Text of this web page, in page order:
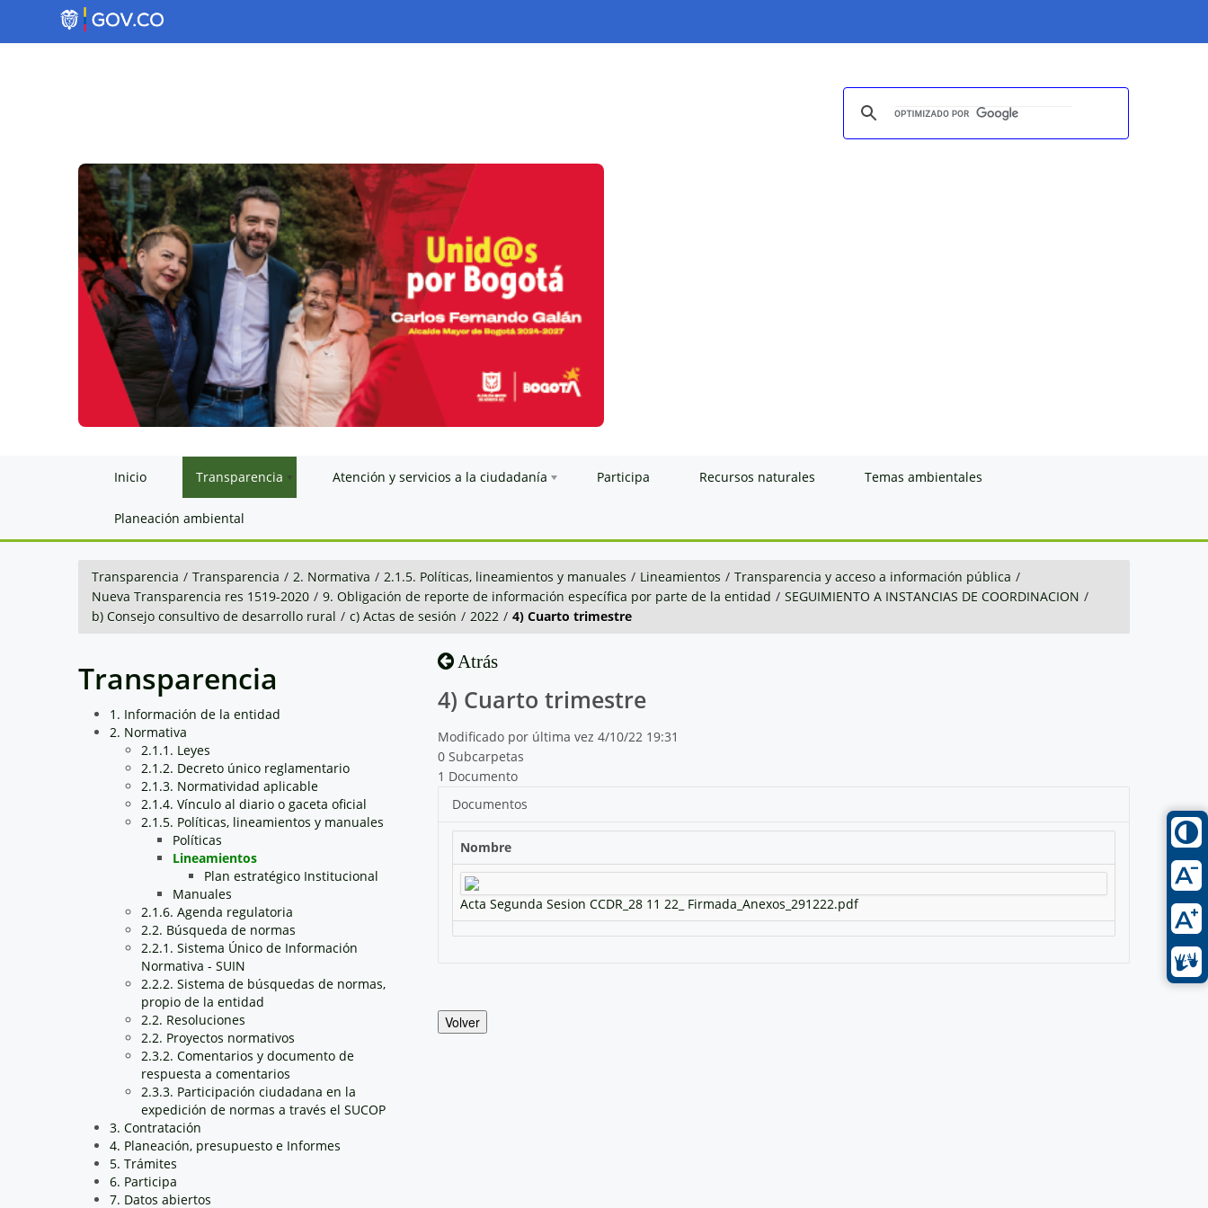
Inicio Transparencia Atención y servicios a la ciudadanía Participa Recursos naturales Temas ambientales
Planeación ambiental
Transparencia / Transparencia / 2. Normativa / 2.1.5. Políticas, lineamientos y manuales / Lineamientos / Transparencia y acceso a información pública /
Nueva Transparencia res 1519-2020 / 9. Obligación de reporte de información específica por parte de la entidad / SEGUIMIENTO A INSTANCIAS DE COORDINACION /
b) Consejo consultivo de desarrollo rural / c) Actas de sesión / 2022 / 4) Cuarto trimestre
Transparencia
1. Información de la entidad
2. Normativa
2.1.1. Leyes
2.1.2. Decreto único reglamentario
2.1.3. Normatividad aplicable
2.1.4. Vínculo al diario o gaceta oficial
2.1.5. Políticas, lineamientos y manuales
Políticas
Lineamientos
Plan estratégico Institucional
Manuales
2.1.6. Agenda regulatoria
2.2. Búsqueda de normas
2.2.1. Sistema Único de Información
Normativa - SUIN
2.2.2. Sistema de búsquedas de normas,
propio de la entidad
2.2. Resoluciones
2.2. Proyectos normativos
2.3.2. Comentarios y documento de
respuesta a comentarios
2.3.3. Participación ciudadana en la
expedición de normas a través el SUCOP
3. Contratación
4. Planeación, presupuesto e Informes
5. Trámites
6. Participa
7. Datos abiertos
Atrás
4) Cuarto trimestre
Modificado por última vez 4/10/22 19:31
0 Subcarpetas
1 Documento
Documentos
Nombre
Acta Segunda Sesion CCDR_28 11 22_ Firmada_Anexos_291222.pdf
Volver